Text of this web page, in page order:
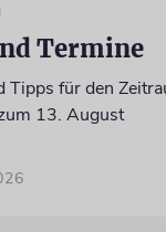
Termine
Tipps für den
13. August